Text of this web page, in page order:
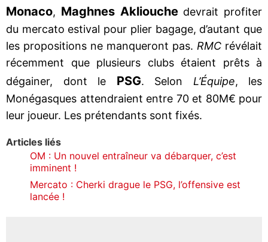
Monaco, Maghnes Akliouchedevrait profiter
du mercato estival pour plier bagage, d’autant que
les propositions ne manqueront pas. RMC révélait
récemment que plusieurs clubs étaient prêts à
dégainer, dont le PSG. Selon L’Équipe, les
Monégasques attendraient entre 70 et 80M€ pour
leur joueur. Les prétendants sont fixés.
Articles liés
OM : Un nouvel entraîneur va débarquer, c’est
imminent !
Mercato : Cherki drague le PSG, l’offensive est
lancée !